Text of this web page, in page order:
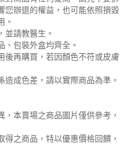
您辦退的權益，也可能依照損毀
。
並請教醫生。
、包裝外盒均齊全。
後再購買，若因顏色不符或皮膚
成色差，請以實際商品為準。
，本賣場之商品圖片僅供參考，
之商品，特以優惠價格回饋，